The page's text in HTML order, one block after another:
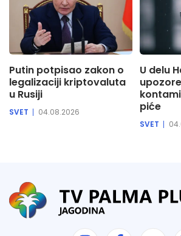
Putin potpisao zakon o
legalizaciji kriptovaluta
u Rusiji
SVET 04.08.2026
U delu
piće
SVET